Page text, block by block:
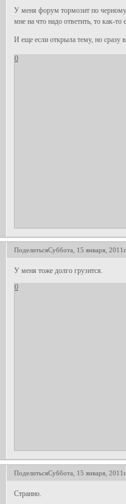
У меня форум тормозит по
мне на что надо ответить, то как-
И еще если открыла тему, но сразу
0
ПоделитьсяСуббота, 15 января,
У меня тоже долго грузится.
0
ПоделитьсяСуббота, 15 января,
Странно.